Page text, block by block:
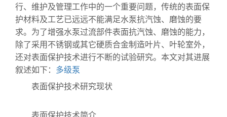
行、维护及管理工作中的一个重要问题，传统的表面保
护材料及工艺已远远不能满足水泵抗汽蚀、磨蚀的要
求。为了增强水泵过流部件表面抗汽蚀、磨蚀的能力，
除了采用不锈钢或其它硬质合金制造叶片、叶轮室外，
还对表面保护技术进行不断的试验研究。本文对其进展
叙述如下： 多级泵
表面保护技术研究现状